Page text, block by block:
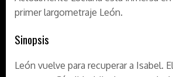
primer largometraje León.
Sinopsis
León vuelve para recuperar a Isabel.